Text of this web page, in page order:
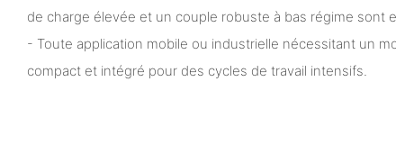
de charge élevée et un couple robuste à bas régime sont
- Toute application mobile ou industrielle nécessitant un
compact et intégré pour des cycles de travail intensifs.